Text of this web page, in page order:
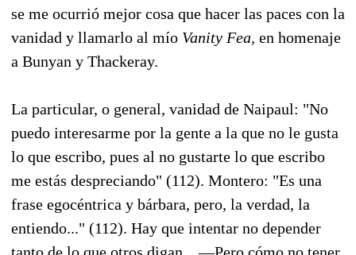
se me ocurrió mejor cosa que hacer las paces con la
vanidad y llamarlo al mío Vanity Fea, en homenaje
a Bunyan y Thackeray.
La particular, o general, vanidad de Naipaul: "No
puedo interesarme por la gente a la que no le gusta
lo que escribo, pues al no gustarte lo que escribo
me estás despreciando" (112). Montero: "Es una
frase egocéntrica y bárbara, pero, la verdad, la
entiendo..." (112). Hay que intentar no depender